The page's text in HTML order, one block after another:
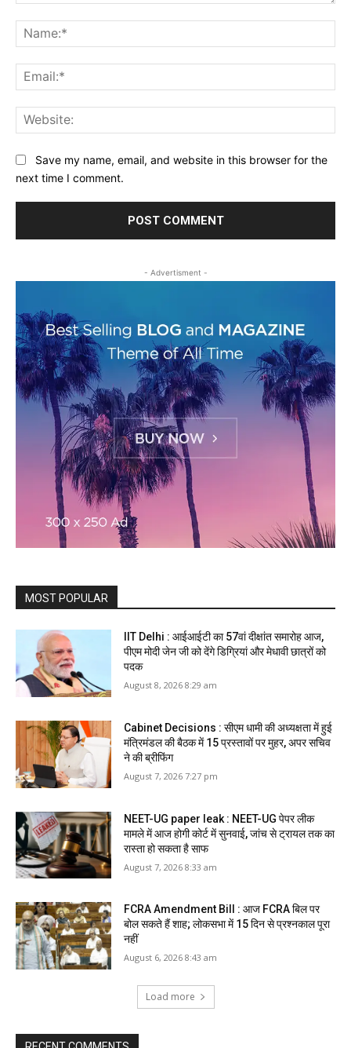
Save my name, email, and website in this browser for the
next time I comment.
- Advertisment -
MOST POPULAR
IIT Delhi : आईआईटी का 57वां दीक्षांत समारोह आज,
पीएम मोदी जेन जी को देंगे डिग्रियां और मेधावी छात्रों को
पदक
August 8, 2026 8:29 am
Cabinet Decisions : सीएम धामी की अध्यक्षता में हुई
मंत्रिमंडल की बैठक में 15 प्रस्तावों पर मुहर, अपर सचिव
ने की ब्रीफिंग
August 7, 2026 7:27 pm
NEET-UG paper leak : NEET-UG पेपर लीक
मामले में आज होगी कोर्ट में सुनवाई, जांच से ट्रायल तक का
रास्ता हो सकता है साफ
August 7, 2026 8:33 am
FCRA Amendment Bill : आज FCRA बिल पर
बोल सकते हैं शाह; लोकसभा में 15 दिन से प्रश्नकाल पूरा
नहीं
August 6, 2026 8:43 am
Load more